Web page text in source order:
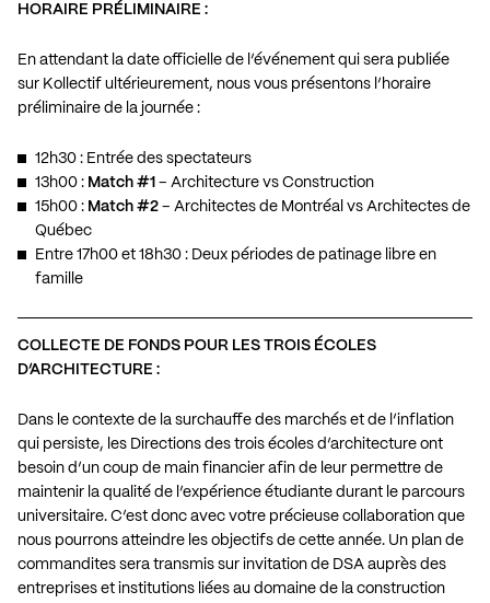
HORAIRE PRÉLIMINAIRE :
En attendant la date officielle de l’événement qui sera publiée
sur Kollectif ultérieurement, nous vous présentons l’horaire
préliminaire de la journée :
12h30 : Entrée des spectateurs
13h00 : Match #1 – Architecture vs Construction
15h00 : Match #2 – Architectes de Montréal vs Architectes de
Québec
Entre 17h00 et 18h30 : Deux périodes de patinage libre en
famille
COLLECTE DE FONDS POUR LES TROIS ÉCOLES
D’ARCHITECTURE :
Dans le contexte de la surchauffe des marchés et de l’inflation
qui persiste, les Directions des trois écoles d’architecture ont
besoin d’un coup de main financier afin de leur permettre de
maintenir la qualité de l’expérience étudiante durant le parcours
universitaire. C’est donc avec votre précieuse collaboration que
nous pourrons atteindre les objectifs de cette année. Un plan de
commandites sera transmis sur invitation de DSA auprès des
entreprises et institutions liées au domaine de la construction